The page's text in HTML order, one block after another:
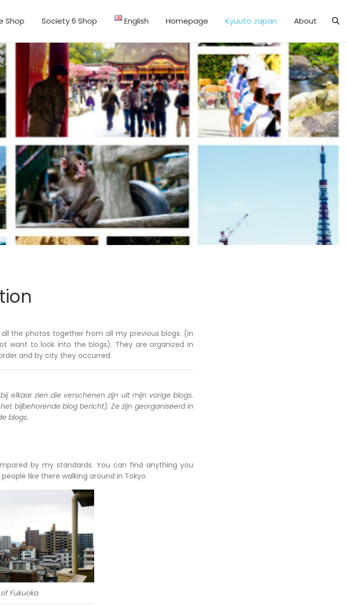
Shop Society 6 Shop English Homepage Kyuuto Japan About
the photos together from all my previous blogs. (in
want to look into the blogs). They are organized in
and by city they occurred.
elkaar zien die verschenen zijn uit mijn vorige blogs.
bijbehorende blog bericht). Ze zijn georganiseerd in
blogs.
by my standards. You can find anything you
like there walking around in Tokyo.
Fukuoka